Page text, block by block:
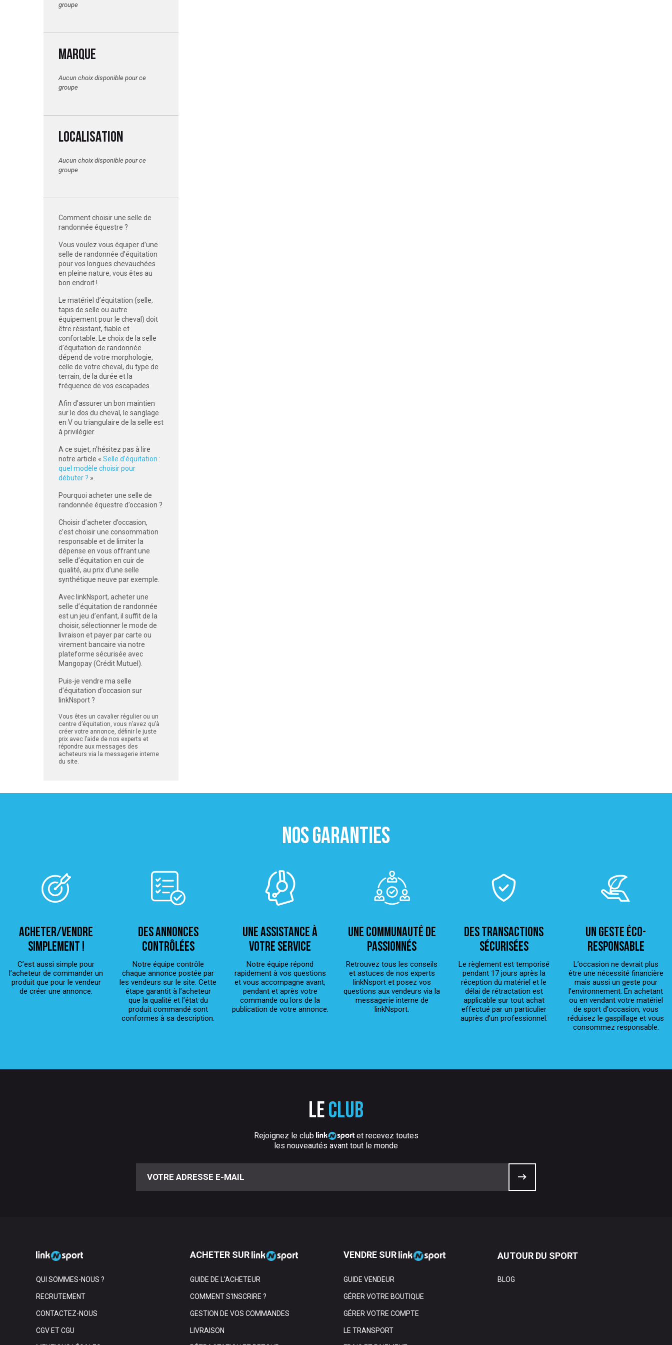
groupe
MARQUE
Aucun choix disponible pour ce
groupe
LOCALISATION
Aucun choix disponible pour ce
groupe
Comment choisir une selle de
randonnée équestre ?
Vous voulez vous équiper d’une
selle de randonnée d’équitation
pour vos longues chevauchées
en pleine nature, vous êtes au
bon endroit !
Le matériel d’équitation (selle,
tapis de selle ou autre
équipement pour le cheval) doit
être résistant, fiable et
confortable. Le choix de la selle
d’équitation de randonnée
dépend de votre morphologie,
celle de votre cheval, du type de
terrain, de la durée et la
fréquence de vos escapades.
Afin d’assurer un bon maintien
sur le dos du cheval, le sanglage
en V ou triangulaire de la selle est
à privilégier.
A ce sujet, n’hésitez pas à lire
notre article « Selle d’équitation :
quel modèle choisir pour
débuter ? ».
Pourquoi acheter une selle de
randonnée équestre d’occasion ?
Choisir d’acheter d’occasion,
c’est choisir une consommation
responsable et de limiter la
dépense en vous offrant une
selle d’équitation en cuir de
qualité, au prix d’une selle
synthétique neuve par exemple.
Avec linkNsport, acheter une
selle d’équitation de randonnée
est un jeu d’enfant, il suffit de la
choisir, sélectionner le mode de
livraison et payer par carte ou
virement bancaire via notre
plateforme sécurisée avec
Mangopay (Crédit Mutuel).
Puis-je vendre ma selle
d’équitation d’occasion sur
linkNsport ?
Vous êtes un cavalier régulier ou un
centre d’équitation, vous n’avez qu’à
créer votre annonce, définir le juste
prix avec l’aide de nos experts et
répondre aux messages des
acheteurs via la messagerie interne
du site.
NOS GARANTIES
ACHETER/VENDRE
simplement !
C’est aussi simple pour
l’acheteur de commander un
produit que pour le vendeur
de créer une annonce.
Des annonces
contrôlées
Notre équipe contrôle
chaque annonce postée par
les vendeurs sur le site. Cette
étape garantit à l’acheteur
que la qualité et l’état du
produit commandé sont
conformes à sa description.
Une assistance à
votre service
Notre équipe répond
rapidement à vos questions
et vous accompagne avant,
pendant et après votre
commande ou lors de la
publication de votre annonce.
Une Communauté de
passionnés
Retrouvez tous les conseils
et astuces de nos experts
linkNsport et posez vos
questions aux vendeurs via la
messagerie interne de
linkNsport.
Des transactions
sécurisées
Le règlement est temporisé
pendant 17 jours après la
réception du matériel et le
délai de rétractation est
applicable sur tout achat
effectué par un particulier
auprès d’un professionnel.
Un geste éco-
responsable
L’occasion ne devrait plus
être une nécessité financière
mais aussi un geste pour
l’environnement. En achetant
ou en vendant votre matériel
de sport d'occasion, vous
réduisez le gaspillage et vous
consommez responsable.
Le club
Rejoignez le club
et recevez toutes
les nouveautés avant tout le monde
QUI SOMMES-NOUS ?
RECRUTEMENT
CONTACTEZ-NOUS
CGV ET CGU
ACHETER SUR
GUIDE DE L'ACHETEUR
COMMENT S'INSCRIRE ?
GESTION DE VOS COMMANDES
LIVRAISON
VENDRE SUR
GUIDE VENDEUR
GÉRER VOTRE BOUTIQUE
GÉRER VOTRE COMPTE
LE TRANSPORT
AUTOUR DU SPORT
BLOG